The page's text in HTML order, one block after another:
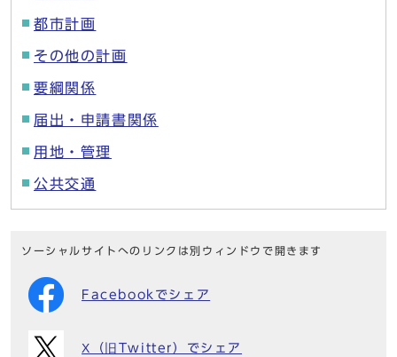
都市計画
その他の計画
要綱関係
届出・申請書関係
用地・管理
公共交通
ソーシャルサイトへのリンクは別ウィンドウで開きます
Facebookでシェア
X（旧Twitter）でシェア